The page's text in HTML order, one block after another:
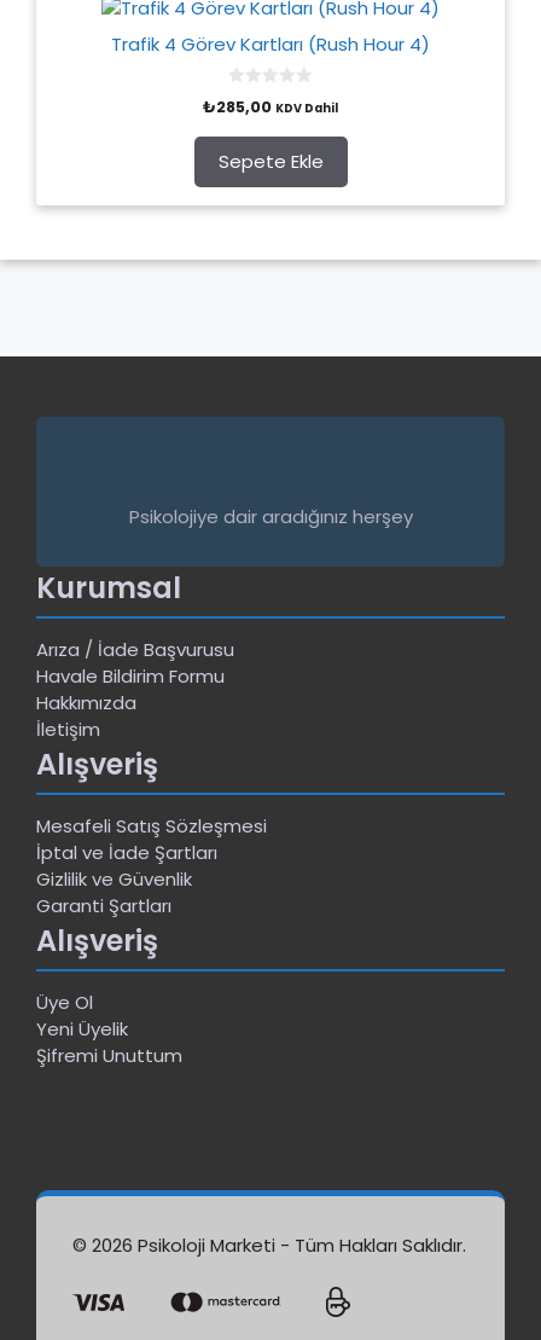
Trafik 4 Görev Kartları (Rush Hour 4)
0
o
t
o
f
5
₺285,00 KDV Dahil
Sepete Ekle
Psikolojiye dair aradığınız herşey
Kurumsal
Arıza / İade Başvurusu
Havale Bildirim Formu
Hakkımızda
İletişim
Alışveriş
Mesafeli Satış Sözleşmesi
İptal ve İade Şartları
Gizlilik ve Güvenlik
Garanti Şartları
Alışveriş
Üye Ol
Yeni Üyelik
Şifremi Unuttum
© 2026 Psikoloji Marketi - Tüm Hakları Saklıdır.